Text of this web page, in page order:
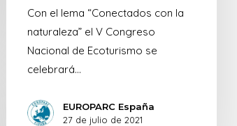
Con el lema “Conectados con la
naturaleza” el V Congreso
Nacional de Ecoturismo se
celebrará…
EUROPARC España
27 de julio de 2021